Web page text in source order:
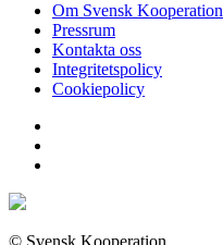
Om Svensk Kooperation
Pressrum
Kontakta oss
Integritetspolicy
Cookiepolicy